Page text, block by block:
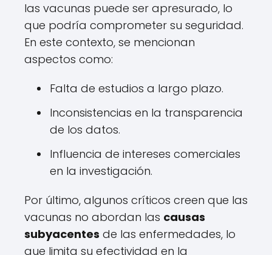
las vacunas puede ser apresurado, lo
que podría comprometer su seguridad.
En este contexto, se mencionan
aspectos como:
Falta de estudios a largo plazo.
Inconsistencias en la transparencia
de los datos.
Influencia de intereses comerciales
en la investigación.
Por último, algunos críticos creen que las
vacunas no abordan las causas
subyacentes de las enfermedades, lo
que limita su efectividad en la